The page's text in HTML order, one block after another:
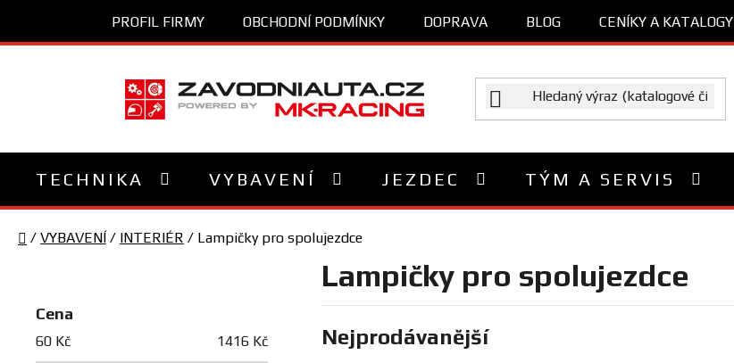
obsah
PROFIL FIRMY OBCHODNÍ PODMÍNKY DOPRAVA BLOG CENÍKY A KATALOGY
TECHNIKA VYBAVENÍ JEZDEC TÝM A SERVIS
Domů
/ VYBAVENÍ / INTERIÉR / Lampičky pro spolujezdce
Cena
60 Kč 1416 Kč
Lampičky pro spolujezdce
Nejprodávanější